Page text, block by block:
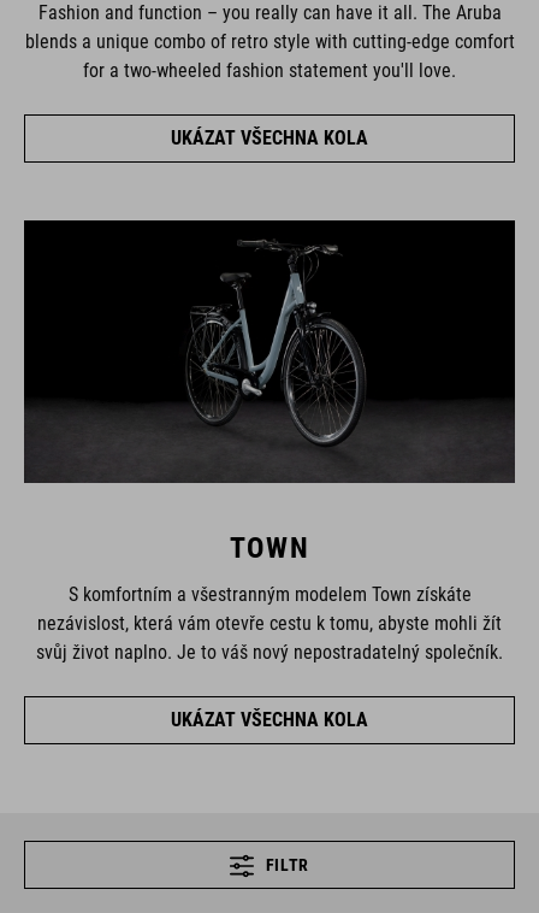
Fashion and function – you really can have it all. The Aruba
blends a unique combo of retro style with cutting-edge comfort
for a two-wheeled fashion statement you'll love.
UKÁZAT VŠECHNA KOLA
TOWN
S komfortním a všestranným modelem Town získáte
nezávislost, která vám otevře cestu k tomu, abyste mohli žít
svůj život naplno. Je to váš nový nepostradatelný společník.
UKÁZAT VŠECHNA KOLA
FILTR